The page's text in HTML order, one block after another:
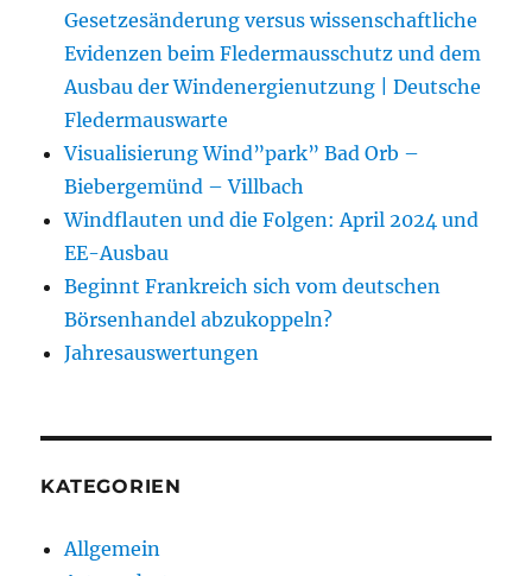
Gesetzesänderung versus wissenschaftliche
Evidenzen beim Fledermausschutz und dem
Ausbau der Windenergienutzung | Deutsche
Fledermauswarte
Visualisierung Wind”park” Bad Orb –
Biebergemünd – Villbach
Windflauten und die Folgen: April 2024 und
EE-Ausbau
Beginnt Frankreich sich vom deutschen
Börsenhandel abzukoppeln?
Jahresauswertungen
KATEGORIEN
Allgemein